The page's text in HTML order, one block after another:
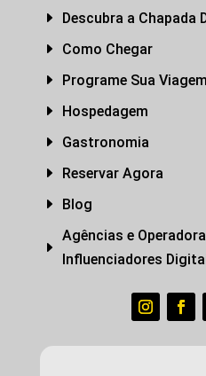
E Descubra a Chapada
E Como Chegar
E Programe Sua Viagem
E Hospedagem
E Gastronomia
E Reservar Agora
E Blog
E
Agências e
Influenciadores